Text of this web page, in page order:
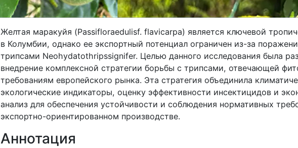
Желтая маракуйя (Passifloraedulisf. flavicarpa) является ключевой
в Колумбии, однако ее экспортный потенциал ограничен из-за
трипсами Neohydatothripssignifer. Целью данного исследования была
внедрение комплексной стратегии борьбы с трипсами, отвечающей
требованиям европейского рынка. Эта стратегия объединила
экологические индикаторы, оценку эффективности инсектицидов и
анализ для обеспечения устойчивости и соблюдения нормативных
экспортно-ориентированном производстве.
Аннотация